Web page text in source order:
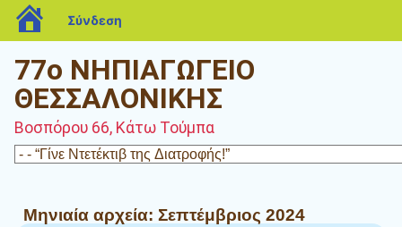
77ο ΝΗΠΙΑΓΩΓΕΙΟ
ΘΕΣΣΑΛΟΝΙΚΗΣ
Βοσπόρου 66, Κάτω Τούμπα
Μηνιαία αρχεία: Σεπτέμβριος 2024
blogs.sch.gr
Σύνδεση